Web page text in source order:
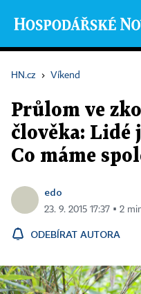
HN.cz › Víkend
Průlom ve
člověka: Lidé
Co máme
edo
23. 9. 2015 17:37 ▪ 2
ODEBÍRAT AUTORA